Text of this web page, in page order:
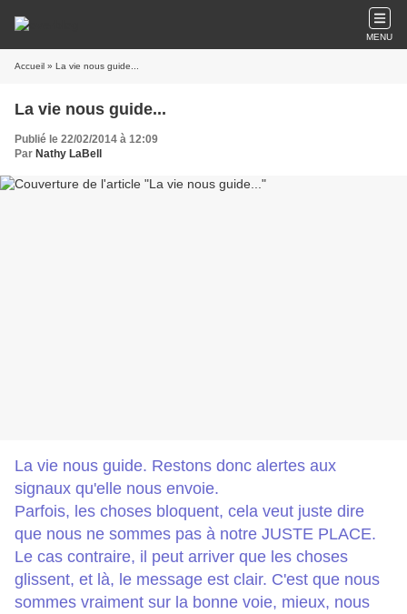
MENU
Accueil » La vie nous guide...
La vie nous guide...
Publié le 22/02/2014 à 12:09
Par Nathy LaBell
La vie nous guide. Restons donc alertes aux
signaux qu'elle nous envoie.
Parfois, les choses bloquent, cela veut juste dire
que nous ne sommes pas à notre JUSTE PLACE.
Le cas contraire, il peut arriver que les choses
glissent, et là, le message est clair. C'est que nous
sommes vraiment sur la bonne voie, mieux, nous